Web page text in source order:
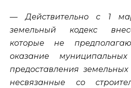
— Действительно с 1
земельный кодекс
которые не
оказание
предоставления
несвязанные со